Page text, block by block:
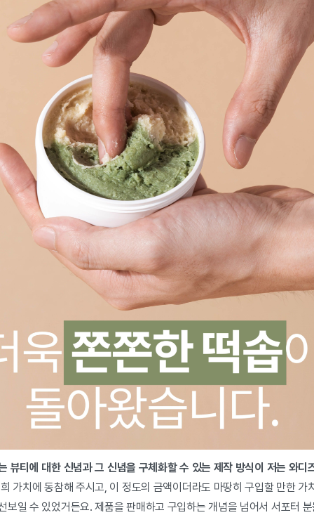
뷰티에 대한 신념과 그 신념을 구체화할 수 있는 제작 방식이 저는 와디
가치에 동참해 주시고, 이 정도의 금액이더라도 마땅히 구입할 만한 가
보일 수 있었거든요. 제품을 판매하고 구입하는 개념을 넘어서 서포터